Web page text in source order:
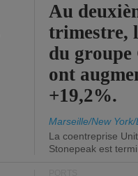
Au
trimestre,
du
ont
+19,2%.
Marseille/New
La coentreprise
Stonepeak est